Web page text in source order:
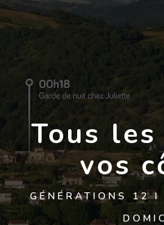
Tous les
vos
GÉNÉRATIONS 12